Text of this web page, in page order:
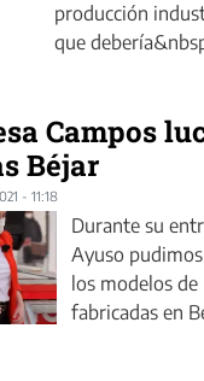
producción
que
Campos
Béjar
- 11:18
Durante su
Ayuso
los modelos
fabricadas en